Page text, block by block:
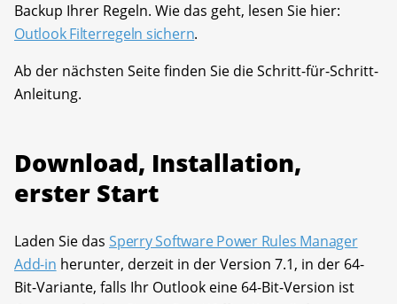
Backup Ihrer Regeln. Wie das geht, lesen Sie hier:
Outlook Filterregeln sichern.
Ab der nächsten Seite finden Sie die Schritt-für-Schritt-
Anleitung.
Download, Installation,
erster Start
Laden Sie das Sperry Software Power Rules Manager
Add-in herunter, derzeit in der Version 7.1, in der 64-
Bit-Variante, falls Ihr Outlook eine 64-Bit-Version ist